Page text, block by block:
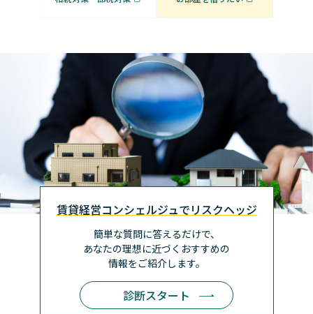
賃貸経営コンシェルジュでリスクヘッジ
簡単な質問に答えるだけで、
あなたの理想に近づく おすすめの
情報をご紹介します。
診断スタート